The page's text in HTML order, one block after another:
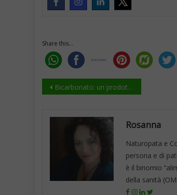
Share this...
Navigazione
Bicarbonato: un prodotto magico dai mille usi
Rosanna
Naturopata e
persona e di
è il binomio
della sanità